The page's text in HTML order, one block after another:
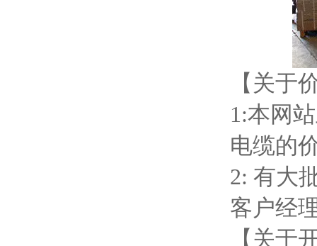
【关于
1:本网
电缆的
2: 有大
客户经
【关于